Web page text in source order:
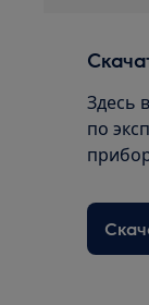
Здесь
по